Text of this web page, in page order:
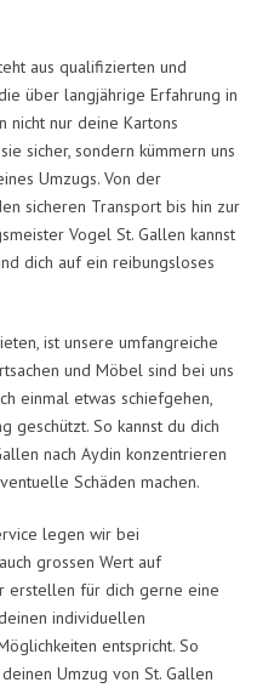
aus qualifizierten und
über langjährige Erfahrung in
nicht nur deine Kartons
sicher, sondern kümmern uns
Umzugs. Von der
sicheren Transport bis hin zur
Vogel St. Gallen kannst
dich auf ein reibungsloses
ist unsere umfangreiche
und Möbel sind bei uns
einmal etwas schiefgehen,
geschützt. So kannst du dich
nach Aydin konzentrieren
Schäden machen.
legen wir bei
grossen Wert auf
erstellen für dich gerne eine
individuellen
entspricht. So
Umzug von St. Gallen